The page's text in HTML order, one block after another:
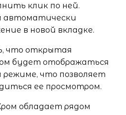
клик по ней.
автоматически
в новой вкладке.
что открытая
будет отображаться
режиме, что позволяет
ее просмотром.
обладает рядом